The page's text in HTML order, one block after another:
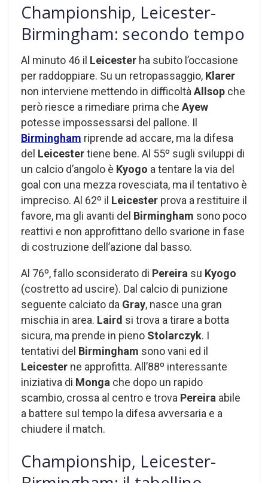
Championship, Leicester-
Birmingham: secondo tempo
Al minuto 46 il Leicester ha subito l’occasione
per raddoppiare. Su un retropassaggio, Klarer
non interviene mettendo in difficoltàAllsop che
però riesce a rimediare prima che Ayew
potesse impossessarsi del pallone. Il
Birmingham riprende ad accare, ma la difesa
del Leicestertiene bene. Al 55º sugli sviluppi di
un calcio d’angolo è Kyogo a tentare la via del
goal con una mezza rovesciata, ma il tentativo è
impreciso. Al 62º il Leicester prova a restituire il
favore, ma gli avanti del Birmingham sono poco
reattivi e non approfittano dello svarione in fase
di costruzione dell’azione dal basso.
Al 76º, fallo sconsiderato di Pereira su Kyogo
(costretto ad uscire). Dal calcio di punizione
seguente calciato da Gray, nasce una gran
mischia in area. Laird si trova a tirare a botta
sicura, ma prende in pieno Stolarczyk. I
tentativi del Birmingham sono vani ed il
Leicester ne approfitta. All’88º interessante
iniziativa di Monga che dopo un rapido
scambio, crossa al centro e trova Pereira abile
a battere sul tempo la difesa avversaria e a
chiudere il match.
Championship, Leicester-